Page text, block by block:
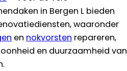
in Bergen L bieden
waaronder
en nokvorsten repareren,
en duurzaamheid van